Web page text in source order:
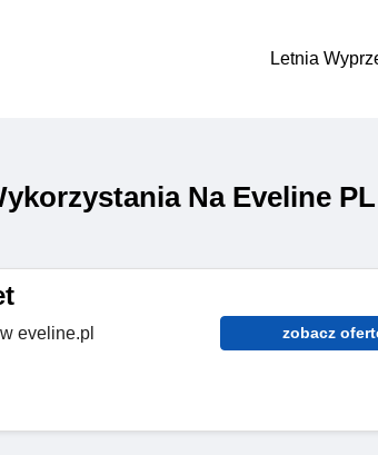
Letnia
Na Eveline PL
eveline.pl zobacz